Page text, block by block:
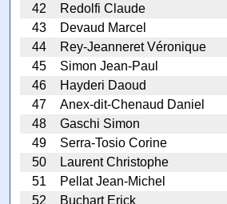
42
Redolfi Claude
43
Devaud Marcel
44
Rey-Jeanneret Véronique
45
Simon Jean-Paul
46
Hayderi Daoud
47
Anex-dit-Chenaud Daniel
48
Gaschi Simon
49
Serra-Tosio Corine
50
Laurent Christophe
51
Pellat Jean-Michel
52
Buchart Erick